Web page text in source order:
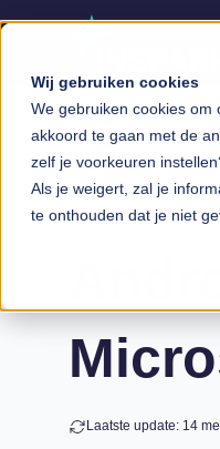
Wij gebruiken cookies
We gebruiken cookies
akkoord te gaan met de
zelf je voorkeuren
Als je weigert, zal je
te onthouden dat je niet
Blog
Laatste update: 14